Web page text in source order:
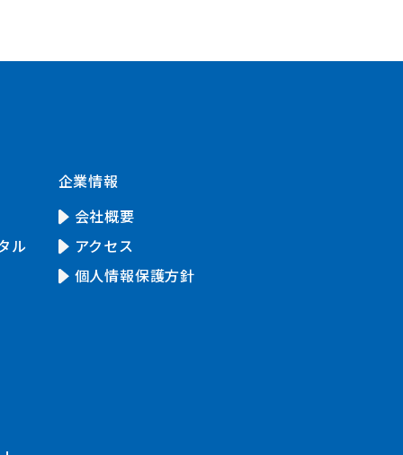
ル
企業情報
会社概要
アクセス
個人情報保護方針